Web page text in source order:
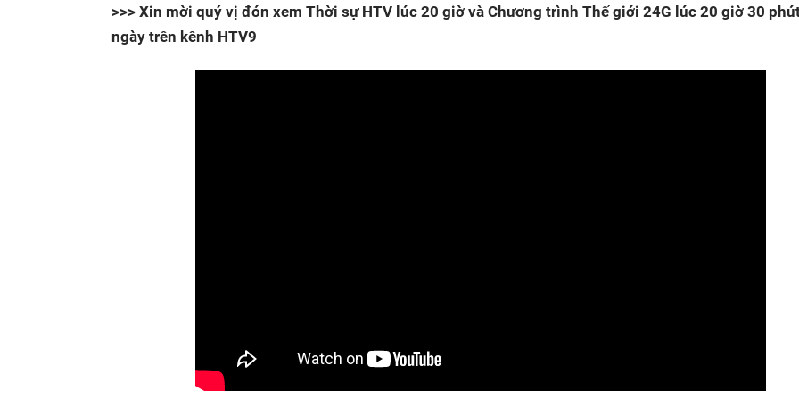
>>> Xin mời quý vị đón xem Thời sự HTV lúc 20 giờ và Chương trình Thế giới 24G lúc 20 giờ 30
ngày trên kênh HTV9